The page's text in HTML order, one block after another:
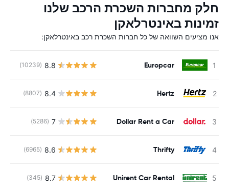
חלק מחברות השכרת הרכב שלנו
זמינות באינטרלאקן
אנו מציעים השוואה של כל חברות השכרת רכב באינטרלאקן:
Europcar
8.8
(10239)
Hertz
8.4
(8807)
Dollar Rent a Car
7
(5286)
Thrifty
8.6
(6965)
Unirent Car Rental
8.7
(345)